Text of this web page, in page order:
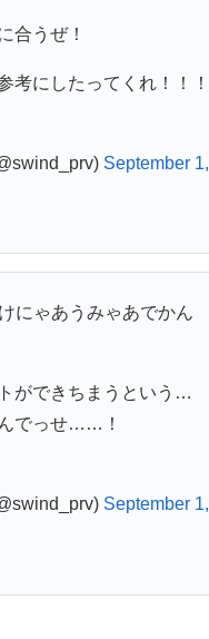
合うぜ！
考にしたってくれ！！！
September 1,
にゃあうみゃあでかん
ができちまうという…
でっせ……！
September 1,